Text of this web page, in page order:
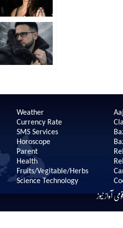
Weather
Currency Rate
SMS Services
Horoscope
Parent
Health
Fruits/Vegitable/Herbs
Science Technology